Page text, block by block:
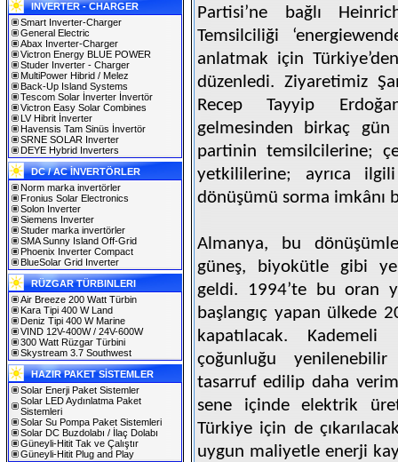
INVERTER - CHARGER
Smart Inverter-Charger
General Electric
Abax Inverter-Charger
Victron Energy BLUE POWER
Studer Inverter - Charger
MultiPower Hibrid / Melez
Back-Up Island Systems
Tescom Solar İnverter İnvertör
Victron Easy Solar Combines
LV Hibrit İnverter
Havensis Tam Sinüs İnvertör
SRNE SOLAR Inverter
DEYE Hybrid Inverters
DC / AC İNVERTÖRLER
Norm marka invertörler
Fronius Solar Electronics
Solon Inverter
Siemens Inverter
Studer marka invertörler
SMA Sunny Island Off-Grid
Phoenix Inverter Compact
BlueSolar Grid Inverter
RÜZGAR TÜRBINLERI
Air Breeze 200 Watt Türbin
Kara Tipi 400 W Land
Deniz Tipi 400 W Marine
VIND 12V-400W / 24V-600W
300 Watt Rüzgar Türbini
Skystream 3.7 Southwest
HAZIR PAKET SİSTEMLER
Solar Enerji Paket Sistemler
Solar LED Aydınlatma Paket
Sistemleri
Solar Su Pompa Paket Sistemleri
Solar DC Buzdolabı / İlaç Dolabı
Güneyli-Hitit Tak ve Çalıştır
Güneyli-Hitit Plug and Play
Partisi’ne bağlı
Temsilciliği
anlatmak için
düzenledi. Ziyaretimiz
Recep Tayyip
gelmesinden birkaç
partinin temsilcilerine;
yetkililerine; ayrıca
dönüşümü sorma imkânı
Almanya, bu
güneş, biyokütle gibi
geldi. 1994’te bu oran
başlangıç yapan ülkede
kapatılacak.
çoğunluğu
tasarruf edilip daha
sene içinde elektrik
Türkiye için de
uygun maliyetle enerji